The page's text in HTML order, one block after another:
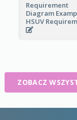
Requirement
Diagram
HSUV
ZOBACZ